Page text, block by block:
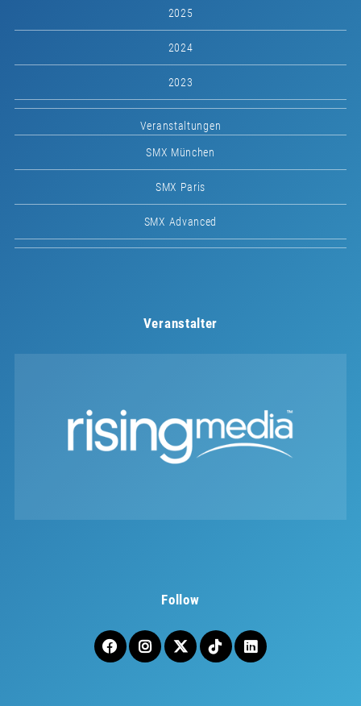
2025
2024
2023
Veranstaltungen
SMX München
SMX Paris
SMX Advanced
Veranstalter
Follow